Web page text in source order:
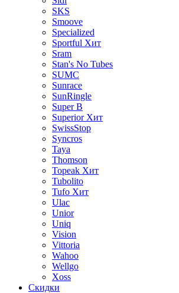
SKS
Smoove
Specialized
Sportful Хит
Sram
Stan's No Tubes
SUMC
Sunrace
SunRingle
Super B
Superior Хит
SwissStop
Syncros
Taya
Thomson
Topeak Хит
Tubolito
Tufo Хит
Ulac
Unior
Uniq
Vision
Vittoria
Wahoo
Wellgo
Xoss
Скидки